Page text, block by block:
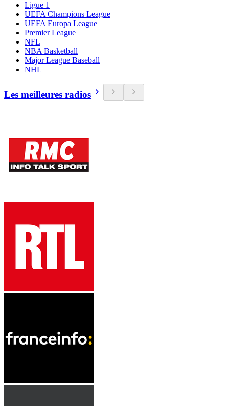
Ligue 1
UEFA Champions League
UEFA Europa League
Premier League
NFL
NBA Basketball
Major League Baseball
NHL
Les meilleures radios